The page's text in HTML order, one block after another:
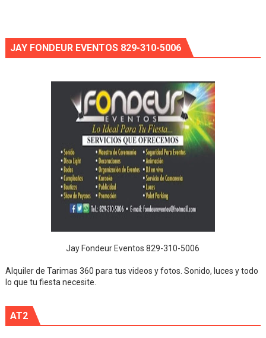
JAY FONDEUR EVENTOS 829-310-5006
Jay Fondeur Eventos 829-310-5006
Alquiler de Tarimas 360 para tus videos y fotos. Sonido, luces y todo
lo que tu fiesta necesite.
AT2